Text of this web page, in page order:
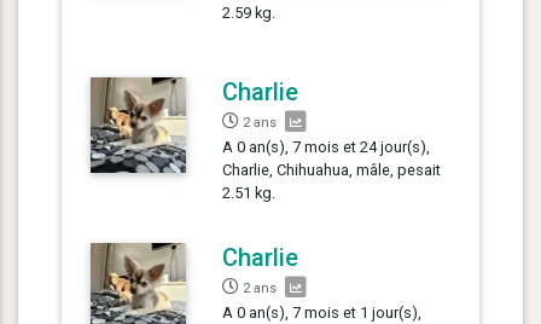
2.59 kg.
Charlie
2 ans
A 0 an(s), 7 mois et 24 jour(s),
Charlie, Chihuahua, mâle, pesait
2.51 kg.
Charlie
2 ans
A 0 an(s), 7 mois et 1 jour(s),